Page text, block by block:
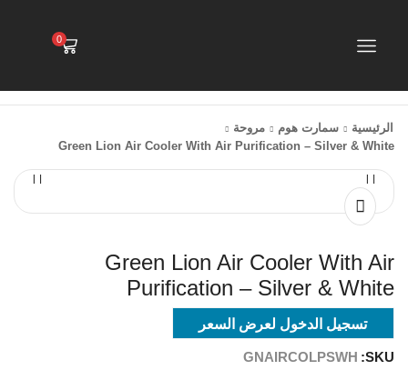
0
الرئيسية سمارت هوم
مروحة
Green Lion Air Cooler With Air Purification – Silver & White
Green Lion Air Cooler With Air
Purification – Silver & White
تسجيل الدخول لعرض السعر
SKU:
GNAIRCOLPSWH